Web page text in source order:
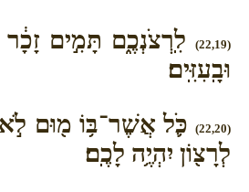
(22,19)
לִֽרְצֹנְכֶ֑ם תָּמִ֣ים
וּבָֽעִזִּֽים׃
(22,20)
כֹּ֛ל אֲשֶׁר־בּ֥וֹ מ֖וּם
לְרָצ֖וֹן יִהְיֶ֥ה לָכֶֽם׃